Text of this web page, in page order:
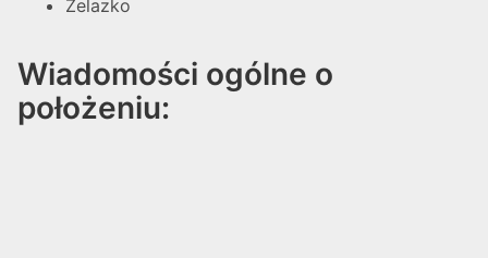
Żelazko
Wiadomości ogólne o
położeniu: